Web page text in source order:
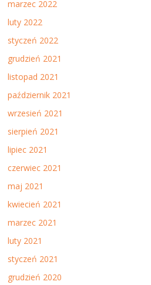
marzec 2022
luty 2022
styczeń 2022
grudzień 2021
listopad 2021
październik 2021
wrzesień 2021
sierpień 2021
lipiec 2021
czerwiec 2021
maj 2021
kwiecień 2021
marzec 2021
luty 2021
styczeń 2021
grudzień 2020